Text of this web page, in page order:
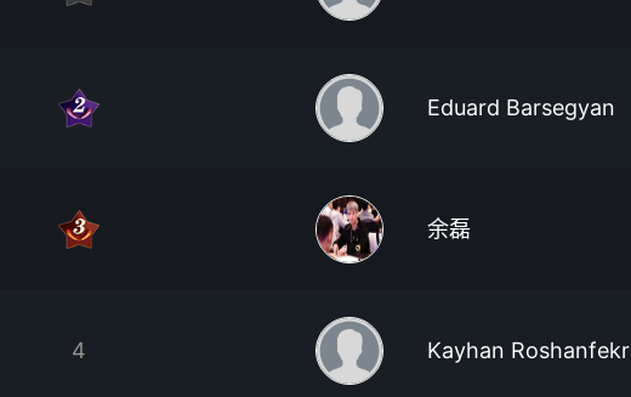
Eduard Barsegyan
余磊
4 Kayhan Roshanfekr